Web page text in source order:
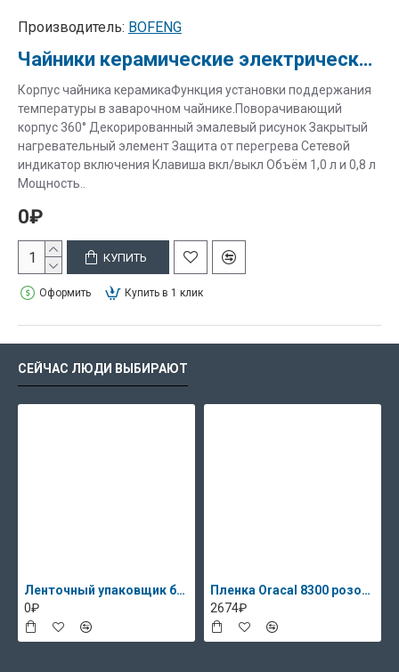
Производитель: BOFENG
Чайники керамические электрические BFC010 "Инь-Янь"
Корпус чайника керамикаФункция установки поддержания
температуры в заварочном чайнике.Поворачивающий
корпус 360° Декорированный эмалевый рисунок Закрытый
нагревательный элемент Защита от перегрева Сетевой
индикатор включения Клавиша вкл/выкл Объём 1,0 л и 0,8 л
Мощность..
0₽
КУПИТЬ
Оформить Купить в 1 клик
СЕЙЧАС ЛЮДИ ВЫБИРАЮТ
Ленточный упаковщик банкнот DoCash 2500 снят с пр-ва
0₽
Пленка Oracal 8300 розовый 085, 13.3кг
2674₽